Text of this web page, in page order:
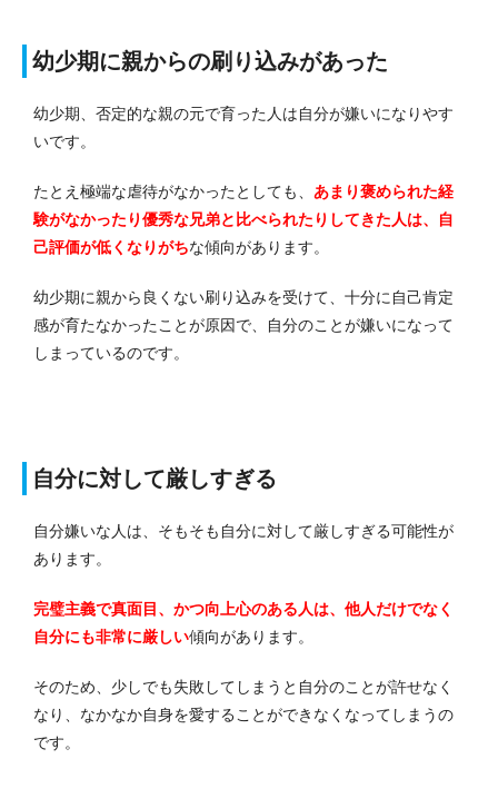
幼少期に親からの刷り込みがあった
幼少期、否定的な親の元で育った人は自分が嫌いになりやす
いです。
たとえ極端な虐待がなかったとしても、 あまり褒められた経
験がなかったり優秀な兄弟と比べられたりしてきた人は、自
己評価が低くなりがちな傾向があります。
幼少期に親から良くない刷り込みを受けて、十分に自己肯定
感が育たなかったことが原因で、自分のことが嫌いになって
しまっているのです。
自分に対して厳しすぎる
自分嫌いな人は、そもそも自分に対して厳しすぎる可能性が
あります。
完璧主義で真面目、かつ向上心のある人は、他人だけでなく
自分にも非常に厳しい傾向があります。
そのため、少しでも失敗してしまうと自分のことが許せなく
なり、なかなか自身を愛することができなくなってしまうの
です。